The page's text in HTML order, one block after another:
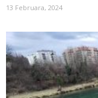
13 Februara, 2024